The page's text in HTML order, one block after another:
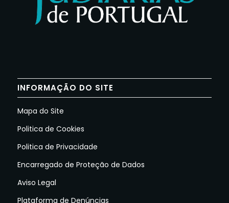
INFORMAÇÃO DO SITE
Mapa do Site
Politica de Cookies
Politica de Privacidade
Encarregado de Proteção de Dados
Aviso Legal
Plataforma de Denúncias